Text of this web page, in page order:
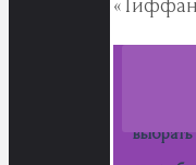
выбрать